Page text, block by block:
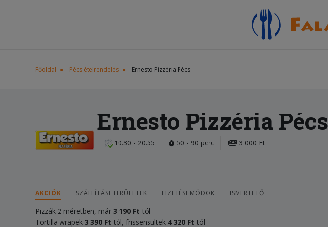
Főoldal Pécs ételrendelés Ernesto Pizzéria Pécs
Ernesto Pizzéria Pécs
10:30 - 20:55 50 - 90 perc 3 000 Ft
AKCIÓK SZÁLLÍTÁSI TERÜLETEK FIZETÉSI MÓDOK ISMERTETŐ
Pizzák 2 méretben, már 3 190 Ft-tól
Tortilla wrapek 3 390 Ft-tól, frissensültek 4 320 Ft-tól